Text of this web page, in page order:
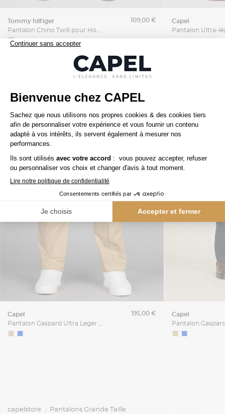
tommy hilfiger
109,00 € capel
Nos clients aiment aussi
capel
Pantalon Gaspard Ultra Leger Capel Grande Taille
195,00 € capel
capelstore
Pantalons Grande Taille